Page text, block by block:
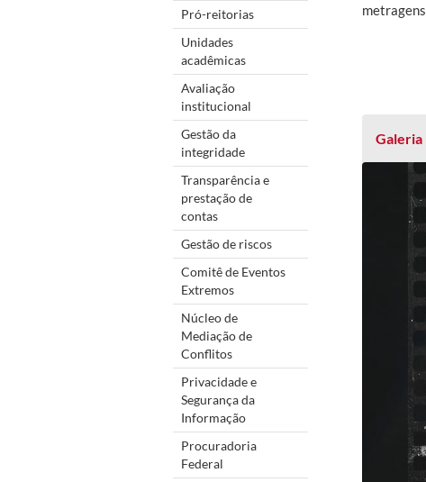
Pró-reitorias
Unidades
acadêmicas
Avaliação
institucional
Gestão da
integridade
Transparência e
prestação de
contas
Gestão de riscos
Comitê de Eventos
Extremos
Núcleo de
Mediação de
Conflitos
Privacidade e
Segurança da
Informação
Procuradoria
Federal
metragens.
Galeria